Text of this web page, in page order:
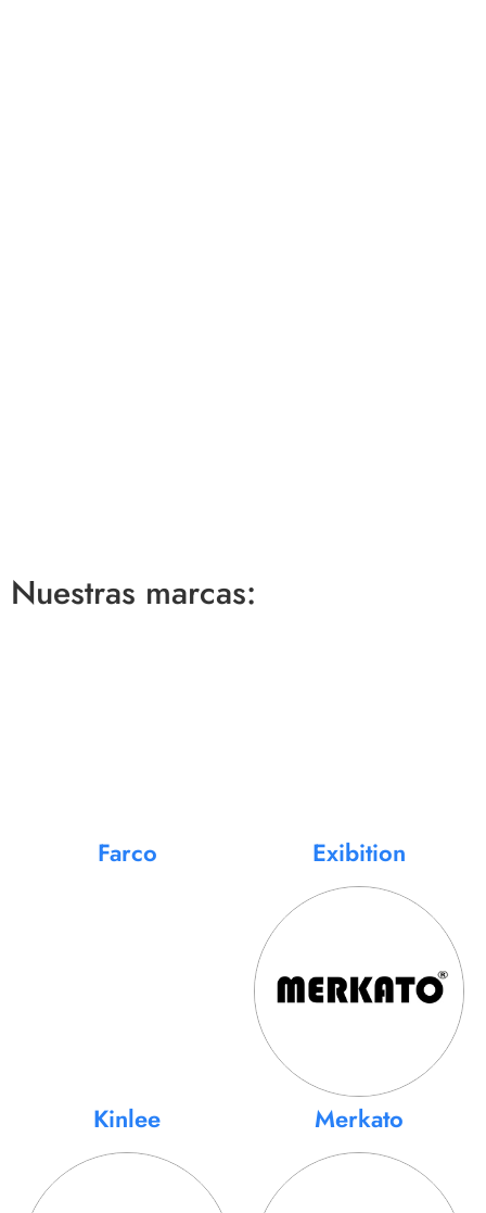
Nuestras marcas:
Farco Exibition
Kinlee Merkato